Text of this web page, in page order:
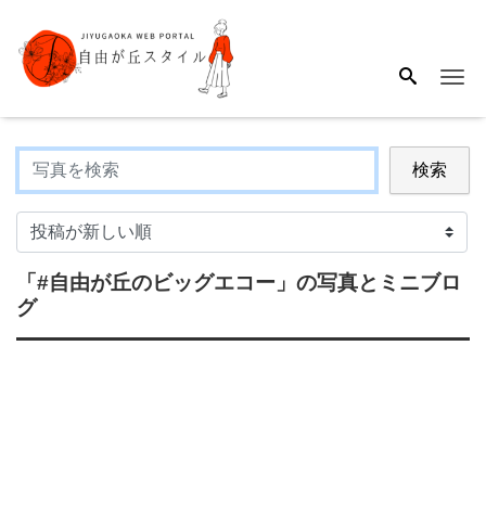
検索
「#自由が丘のビッグエコー」 の写真とミニブロ
グ